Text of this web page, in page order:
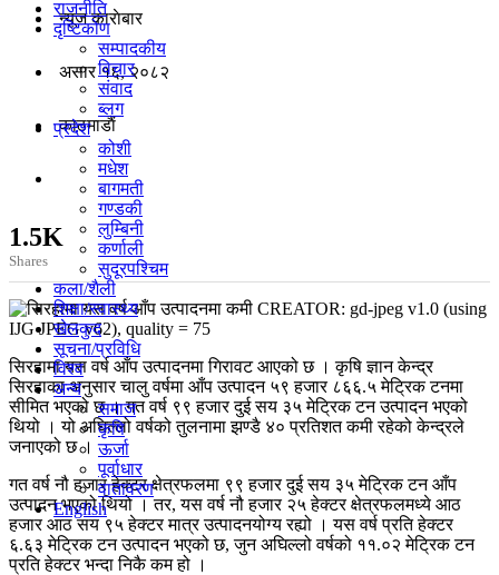
राजनीति
दृष्टिकोण
सम्पादकीय
विचार
संवाद
ब्लग
प्रदेश
कोशी
मधेश
बागमती
गण्डकी
लुम्बिनी
कर्णाली
सुदूरपश्चिम
कला/शैली
शिक्षा/स्वास्थ्य
खेलकुद
सूचना/प्रविधि
विश्व
अन्य
समाज
कृषि
ऊर्जा
पूर्वाधार
वातावरण
English
न्यूज काराेबार
असार १६, २०८२
काठमाडाैं
1.5K
Shares
CREATOR: gd-jpeg v1.0 (using
IJG JPEG v62), quality = 75
सिरहामा यस वर्ष आँप उत्पादनमा गिरावट आएको छ । कृषि ज्ञान केन्द्र
सिरहाका अनुसार चालु वर्षमा आँप उत्पादन ५९ हजार ८६६.५ मेट्रिक टनमा
सीमित भएको छ । गत वर्ष ९९ हजार दुई सय ३५ मेट्रिक टन उत्पादन भएको
थियो । यो अघिल्लो वर्षको तुलनामा झण्डै ४० प्रतिशत कमी रहेको केन्द्रले
जनाएको छ ।
गत वर्ष नौ हजार हेक्टर क्षेत्रफलमा ९९ हजार दुई सय ३५ मेट्रिक टन आँप
उत्पादन भएको थियो । तर, यस वर्ष नौ हजार २५ हेक्टर क्षेत्रफलमध्ये आठ
हजार आठ सय ९५ हेक्टर मात्र उत्पादनयोग्य रह्यो । यस वर्ष प्रति हेक्टर
६.६३ मेट्रिक टन उत्पादन भएको छ, जुन अघिल्लो वर्षको ११.०२ मेट्रिक टन
प्रति हेक्टर भन्दा निकै कम हो ।